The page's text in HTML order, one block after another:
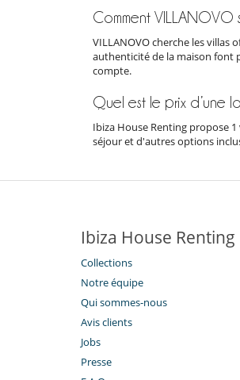
Comment VILLANOVO
VILLANOVO cherche les
authenticité de la maison font
compte.
Quel est le prix d’une
Ibiza House Renting propose
séjour et d'autres options
Ibiza House Renting
Collections
Notre équipe
Qui sommes-nous
Avis clients
Jobs
Presse